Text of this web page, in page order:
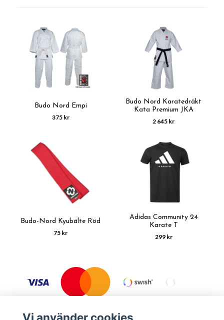
Budo Nord Empi
375 kr
Budo Nord Karatedräkt
Kata Premium JKA
2 645 kr
Budo-Nord Kyubälte Röd
75 kr
Adidas Community 24
Karate T
299 kr